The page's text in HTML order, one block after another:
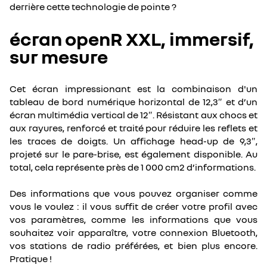
derrière cette technologie de pointe ?
écran openR XXL, immersif,
sur mesure
Cet écran impressionant est la combinaison d'un
tableau de bord numérique horizontal de 12,3″ et d’un
écran multimédia vertical de 12″. Résistant aux chocs et
aux rayures, renforcé et traité pour réduire les reflets et
les traces de doigts. Un affichage head-up de 9,3″,
projeté sur le pare-brise, est également disponible. Au
total, cela représente près de 1 000 cm2 d’informations.
Des informations que vous pouvez organiser comme
vous le voulez : il vous suffit de créer votre profil avec
vos paramètres, comme les informations que vous
souhaitez voir apparaître, votre connexion Bluetooth,
vos stations de radio préférées, et bien plus encore.
Pratique !